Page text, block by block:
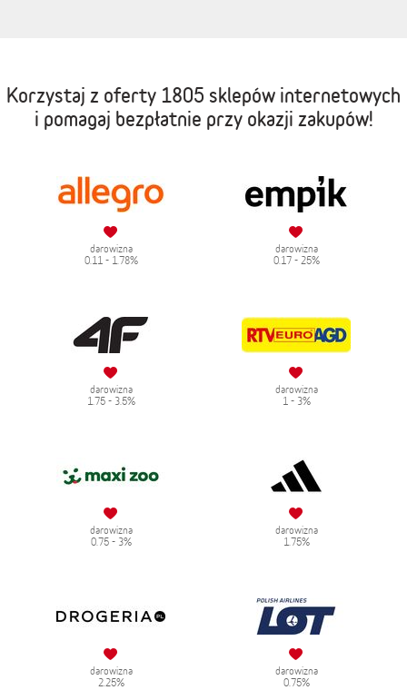
Korzystaj z oferty 1805 sklepów internetowych
i pomagaj bezpłatnie przy okazji zakupów!
darowizna
0.11 - 1.78%
darowizna
0.17 - 25%
darowizna
1.75 - 3.5%
darowizna
1 - 3%
darowizna
0.75 - 3%
darowizna
1.75%
darowizna
2.25%
darowizna
0.75%